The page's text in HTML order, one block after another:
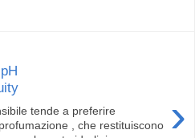
›
tende a preferire
, che restituiscono